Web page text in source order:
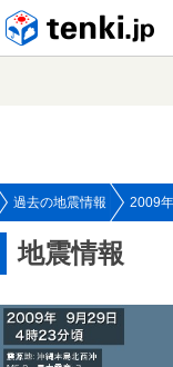
過去の地震情報 2009
地震情報